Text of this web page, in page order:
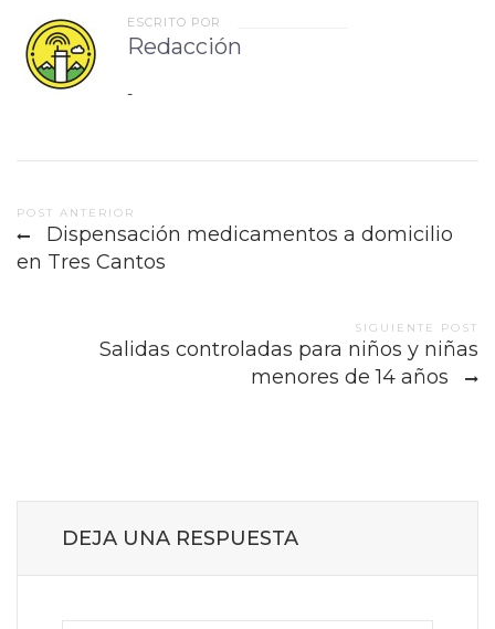
ESCRITO POR
Redacción
-
Post
navigation
POST ANTERIOR
Dispensación medicamentos a domicilio
en Tres Cantos
SIGUIENTE POST
Salidas controladas para niños y niñas
menores de 14 años
DEJA UNA RESPUESTA